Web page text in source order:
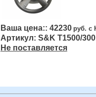
42230
S&K Т1500/300
Не поставляется